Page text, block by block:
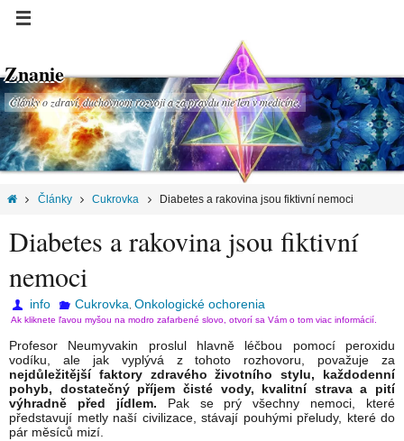
Znanie
Články o zdraví, duchovnom rozvoji a za pravdu nie len v medicíne.
Články Cukrovka Diabetes a rakovina jsou fiktivní nemoci
Diabetes a rakovina jsou fiktivní
nemoci
info Cukrovka Onkologické ochorenia
Ak kliknete ľavou myšou na modro zafarbené slovo, otvorí sa Vám o tom viac informácií.
Profesor Neumyvakin proslul hlavně léčbou pomocí peroxidu
vodíku, ale jak vyplývá z tohoto rozhovoru, považuje za
nejdůležitější faktory zdravého životního stylu, každodenní
pohyb, dostatečný příjem čisté vody, kvalitní strava a pití
výhradně před jídlem. Pak se prý všechny nemoci, které
představují metly naší civilizace, stávají pouhými přeludy, které do
pár měsíců mizí.